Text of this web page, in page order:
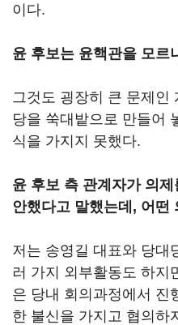
이다.
윤 후보는 윤핵관을 모르
그것도 굉장히 큰 문제인
당을 쑥대밭으로 만들어
식을 가지지 못했다.
윤 후보 측 관계자가 의
안했다고 말했는데, 어떤
저는 송영길 대표와 당대
러 가지 외부활동도 하지
은 당내 회의과정에서 진
한 불신을 가지고 협의하